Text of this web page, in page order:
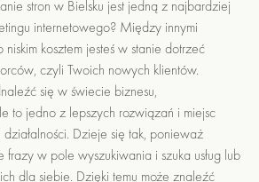
stron w Bielsku jest jedną z najbardziej
internetowego? Między innymi
kosztem jesteś w stanie dotrzeć
czyli Twoich nowych klientów.
się w świecie biznesu,
to jedno z lepszych rozwiązań i miejsc
Dzieje się tak, ponieważ
frazy w pole wyszukiwania i szuka usług lub
dla siebie. Dzięki temu może znaleźć